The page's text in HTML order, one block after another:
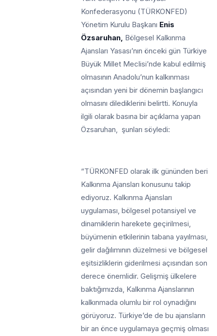
Konfederasyonu (TÜRKONFED)
Yönetim Kurulu Başkanı Enis
Özsaruhan, Bölgesel Kalkınma
Ajansları Yasası’nın önceki gün Türkiye
Büyük Millet Meclisi’nde kabul edilmiş
olmasının Anadolu’nun kalkınması
açısından yeni bir dönemin başlangıcı
olmasını dilediklerini belirtti. Konuyla
ilgili olarak basına bir açıklama yapan
Özsaruhan, şunları söyledi:
“TÜRKONFED olarak ilk gününden beri
Kalkınma Ajansları konusunu takip
ediyoruz. Kalkınma Ajansları
uygulaması, bölgesel potansiyel ve
dinamiklerin harekete geçirilmesi,
büyümenin etkilerinin tabana yayılması,
gelir dağılımının düzelmesi ve bölgesel
eşitsizliklerin giderilmesi açısından son
derece önemlidir. Gelişmiş ülkelere
baktığımızda, Kalkınma Ajanslarının
kalkınmada olumlu bir rol oynadığını
görüyoruz. Türkiye’de de bu ajansların
bir an önce uygulamaya geçmiş olması